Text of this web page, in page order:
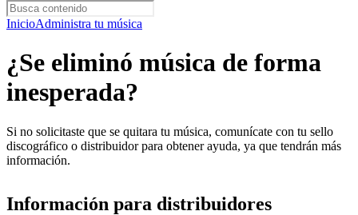
InicioAdministra tu música
¿Se eliminó música de forma
inesperada?
Si no solicitaste que se quitara tu música, comunícate con tu sello
discográfico o distribuidor para obtener ayuda, ya que tendrán más
información.
Información para distribuidores